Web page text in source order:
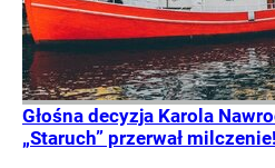
Głośna decyzja Karola
„Staruch” przerwał milczenie!